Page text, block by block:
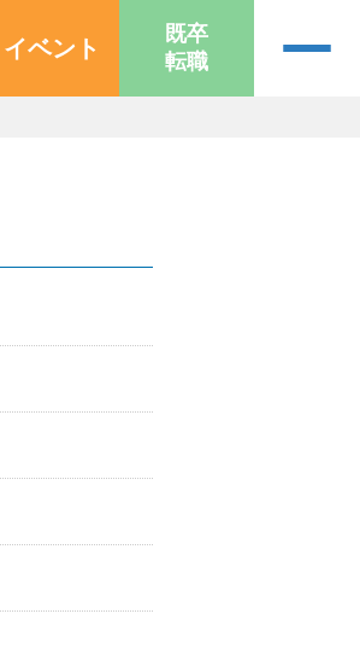
イベント
既卒
転職